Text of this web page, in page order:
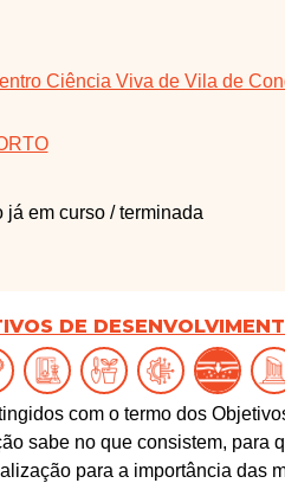
Ciência Viva de Vila de
já em curso / terminada
DE
com o termo dos
sabe no que consistem, para
para a importância das